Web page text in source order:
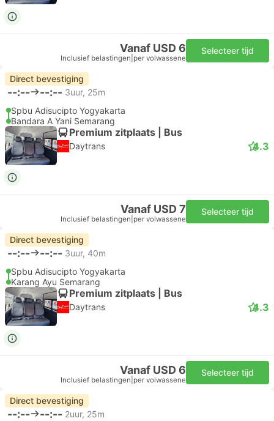
Vanaf USD 6
Inclusief belastingen per volwassene
Selecteer tijd
Direct bevestiging
--:-- --:-- 3uur, 25m
Spbu Adisucipto Yogyakarta
Bandara A Yani Semarang
Premium zitplaats | Bus
Daytrans 4.3
Vanaf USD 7
Inclusief belastingen per volwassene
Selecteer tijd
Direct bevestiging
--:-- --:-- 3uur, 40m
Spbu Adisucipto Yogyakarta
Karang Ayu Semarang
Premium zitplaats | Bus
Daytrans 4.3
Vanaf USD 6
Inclusief belastingen per volwassene
Selecteer tijd
Direct bevestiging
--:-- --:-- 2uur, 25m